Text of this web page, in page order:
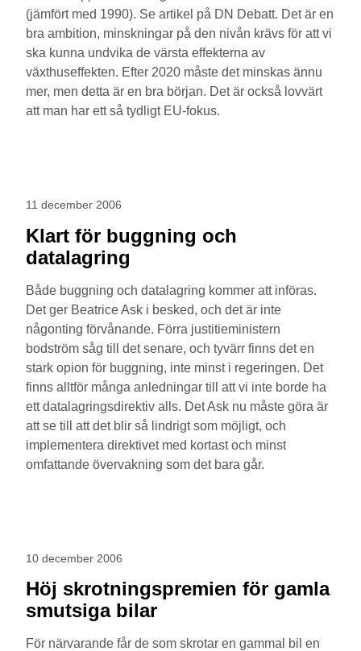
(jämfört med 1990). Se artikel på DN Debatt. Det är en
bra ambition, minskningar på den nivån krävs för att vi
ska kunna undvika de värsta effekterna av
växthuseffekten. Efter 2020 måste det minskas ännu
mer, men detta är en bra början. Det är också lovvärt
att man har ett så tydligt EU-fokus.
11 december 2006
Klart för buggning och
datalagring
Både buggning och datalagring kommer att införas.
Det ger Beatrice Ask i besked, och det är inte
någonting förvånande. Förra justitieministern
bodström såg till det senare, och tyvärr finns det en
stark opion för buggning, inte minst i regeringen. Det
finns alltför många anledningar till att vi inte borde ha
ett datalagringsdirektiv alls. Det Ask nu måste göra är
att se till att det blir så lindrigt som möjligt, och
implementera direktivet med kortast och minst
omfattande övervakning som det bara går.
10 december 2006
Höj skrotningspremien för gamla
smutsiga bilar
För närvarande får de som skrotar en gammal bil en